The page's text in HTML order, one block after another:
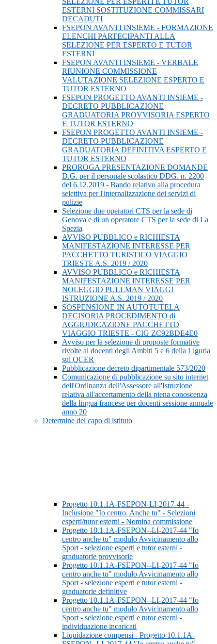
ESTERNI SOSTITUZIONE COMMISSARI
DECADUTI
FSEPON AVANTI INSIEME - FORMAZIONE
ELENCHI PARTECIPANTI ALLA
SELEZIONE PER ESPERTO E TUTOR
ESTERNI
FSEPON AVANTI INSIEME - VERBALE
RIUNIONE COMMISSIONE
VALUTAZIONE SELEZIONE ESPERTO E
TUTOR ESTERNO
FSEPON PROGETTO AVANTI INSIEME -
DECRETO PUBBLICAZIONE
GRADUATORIA PROVVISORIA ESPERTO
E TUTOR ESTERNO
FSEPON PROGETTO AVANTI INSIEME -
DECRETO PUBBLICAZIONE
GRADUATORIA DEFINITIVA ESPERTO E
TUTOR ESTERNO
PROROGA PRESENTAZIONE DOMANDE
D.G. per il personale scolastico DDG. n. 2200
del 6.12.2019 - Bando relativo alla procedura
selettiva per l'internalizzazione dei servizi di
pulizie
Selezione due operatori CTS per la sede di
Genova e di un operatore CTS per la sede di La
Spezia
AVVISO PUBBLICO e RICHIESTA
MANIFESTAZIONE INTERESSE PER
PACCHETTO TURISTICO VIAGGIO
TRIESTE A.S. 2019 / 2020
AVVISO PUBBLICO e RICHIESTA
MANIFESTAZIONE INTERESSE PER
NOLEGGIO PULLMAN VIAGGI
ISTRUZIONE A.S. 2019 / 2020
SOSPENSIONE IN AUTOTUTELA
DECISORIA PROCEDIMENTO di
AGGIUDICAZIONE PACCHETTO
VIAGGIO TRIESTE - CIG ZC92BDE4E0
Avviso per la selezione di proposte formative
rivolte ai docenti degli Ambiti 5 e 6 della Liguria
sul QCER
Pubblicazione decreto dipartimentale 573/2020
Comunicazione di pubblicazione su sito internet
dell'Ordinanza dell'Assessore all'Istruzione
relativa all'accertamento della piena conoscenza
della lingua francese per docenti sessione annuale
anno 20
Determine del capo di istituto
Progetto 10.1.1A-FSEPON-LI-2017-44 -
Inclusione "Io centro. Anche tu" - Selezioni
esperti/tutor esterni - Nomina commissione
Progetto 10.1.1A-FSEPON--LI-2017-44 "Io
centro anche tu" modulo Avvicinamento allo
Sport - selezione esperti e tutor esterni -
graduatorie provvisorie
Progetto 10.1.1A-FSEPON--LI-2017-44 "Io
centro anche tu" modulo Avvicinamento allo
Sport - selezione esperti e tutor esterni -
graduatorie definitive
Progetto 10.1.1A-FSEPON--LI-2017-44 "Io
centro anche tu" modulo Avvicinamento allo
Sport - selezione esperti e tutor esterni -
individuazione incaricati
Liquidazione compensi - Progetto 10.1.1A-